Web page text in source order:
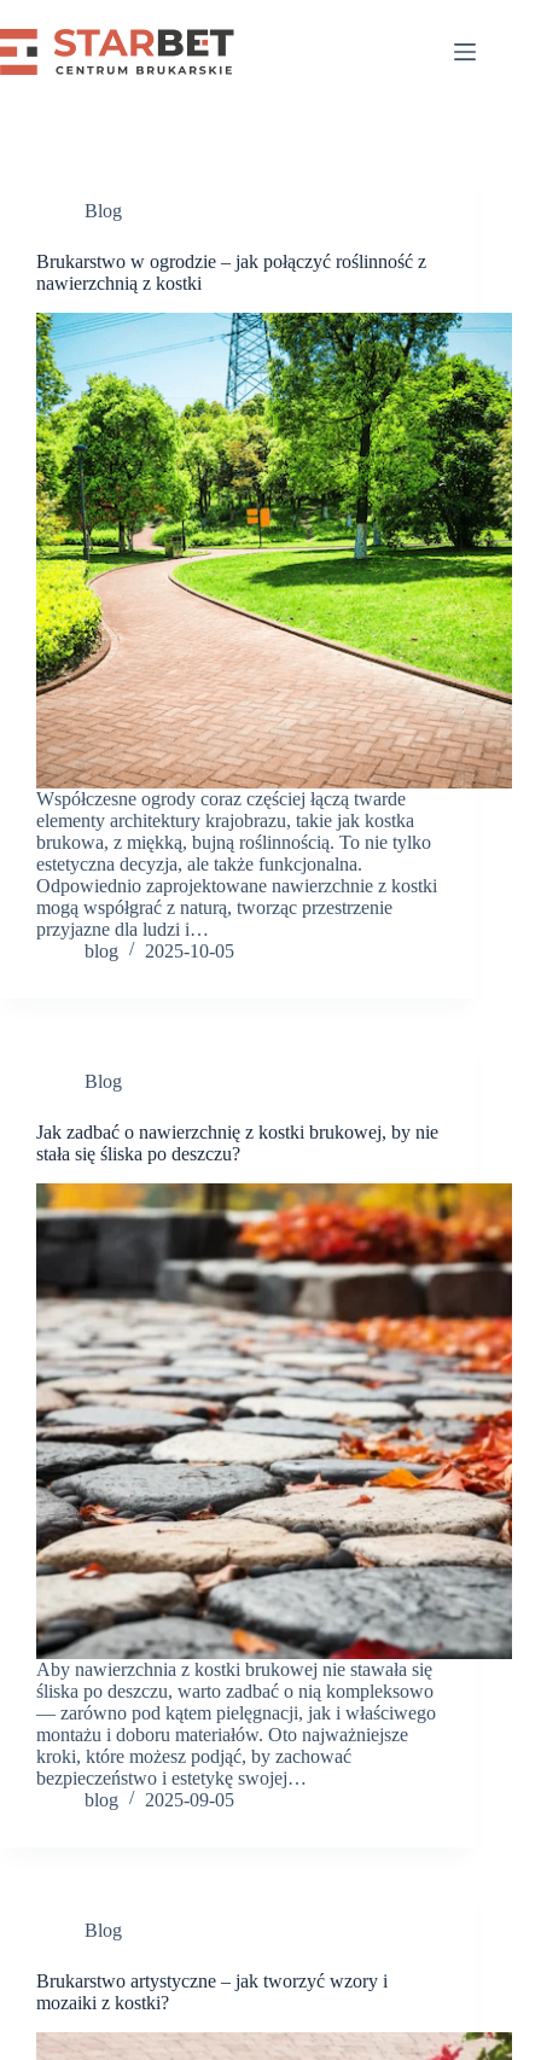
do
treści
Blog
Brukarstwo w ogrodzie – jak połączyć roślinność z
nawierzchnią z kostki
Współczesne ogrody coraz częściej łączą twarde
elementy architektury krajobrazu, takie jak kostka
brukowa, z miękką, bujną roślinnością. To nie tylko
estetyczna decyzja, ale także funkcjonalna.
Odpowiednio zaprojektowane nawierzchnie z kostki
mogą współgrać z naturą, tworząc przestrzenie
przyjazne dla ludzi i…
blog
2025-10-05
Blog
Jak zadbać o nawierzchnię z kostki brukowej, by nie
stała się śliska po deszczu?
Aby nawierzchnia z kostki brukowej nie stawała się
śliska po deszczu, warto zadbać o nią kompleksowo
— zarówno pod kątem pielęgnacji, jak i właściwego
montażu i doboru materiałów. Oto najważniejsze
kroki, które możesz podjąć, by zachować
bezpieczeństwo i estetykę swojej…
blog
2025-09-05
Blog
Brukarstwo artystyczne – jak tworzyć wzory i
mozaiki z kostki?